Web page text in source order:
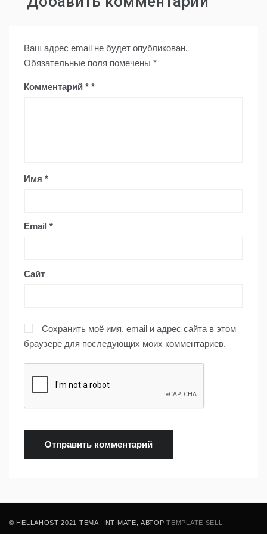
Ваш адрес email не будет опубликован.
Обязательные поля помечены *
Комментарий *
Имя *
Email *
Сайт
Сохранить моё имя, email и адрес сайта в этом
браузере для последующих моих комментариев.
© HELLAHOST 2021 ТЕМА: INTIMATE, АВТОРTEMPLATE SELL